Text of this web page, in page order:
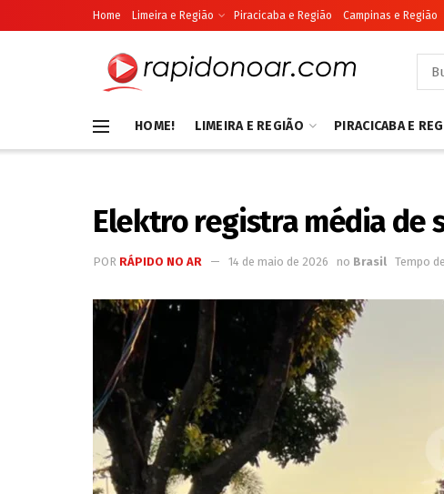
Home Limeira e Região Piracicaba e Região Campinas e Região
HOME! LIMEIRA E REGIÃO PIRACICABA E
Elektro registra média de
POR RÁPIDO NO AR 14 de maio de 2026 no Brasil Tempo